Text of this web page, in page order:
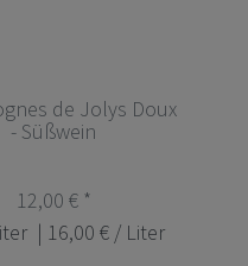
de Jolys Doux
- Süßwein
12,00 € *
| 16,00 € / Liter